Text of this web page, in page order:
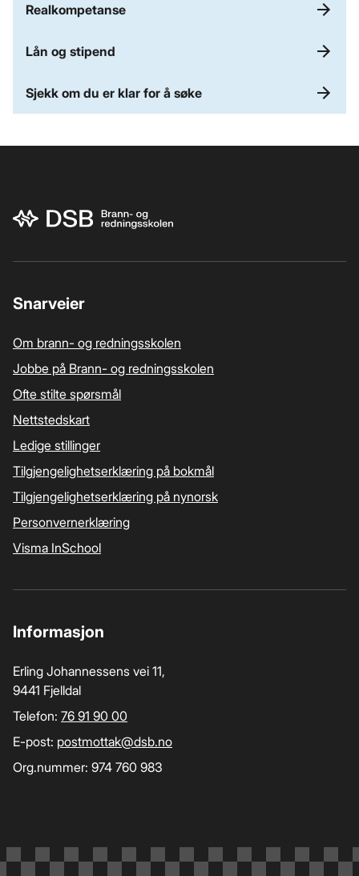
Realkompetanse
Lån og stipend
Sjekk om du er klar for å søke
Bunnområde
Snarveier
Om brann- og redningsskolen
Jobbe på Brann- og redningsskolen
Ofte stilte spørsmål
Nettstedskart
Ledige stillinger
Tilgjengelighetserklæring på bokmål
Tilgjengelighetserklæring på nynorsk
Personvernerklæring
Visma InSchool
Informasjon
Erling Johannessens vei 11,
9441 Fjelldal
Telefon: 76 91 90 00
E-post: postmottak­@dsb.no
Org.nummer: 974 760 983